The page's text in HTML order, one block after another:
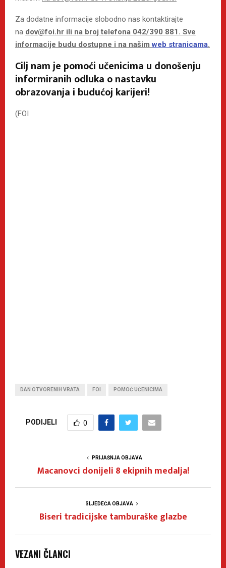
Za dodatne informacije slobodno nas kontaktirajte
na dov@foi.hr ili na broj telefona 042/390 881. Sve
informacije budu dostupne i na našimweb stranicama.
Cilj nam je pomoći učenicima u donošenju
informiranih odluka o nastavku
obrazovanja i budućoj karijeri!
(FOI
DAN OTVORENIH VRATA FOI POMOĆ UČENICIMA
PODIJELI 0
PRIJAŠNJA OBJAVA
Macanovci donijeli 8 ekipnih medalja!
SLJEDEĆA OBJAVA
Biseri tradicijske tamburaške glazbe
VEZANI ČLANCI